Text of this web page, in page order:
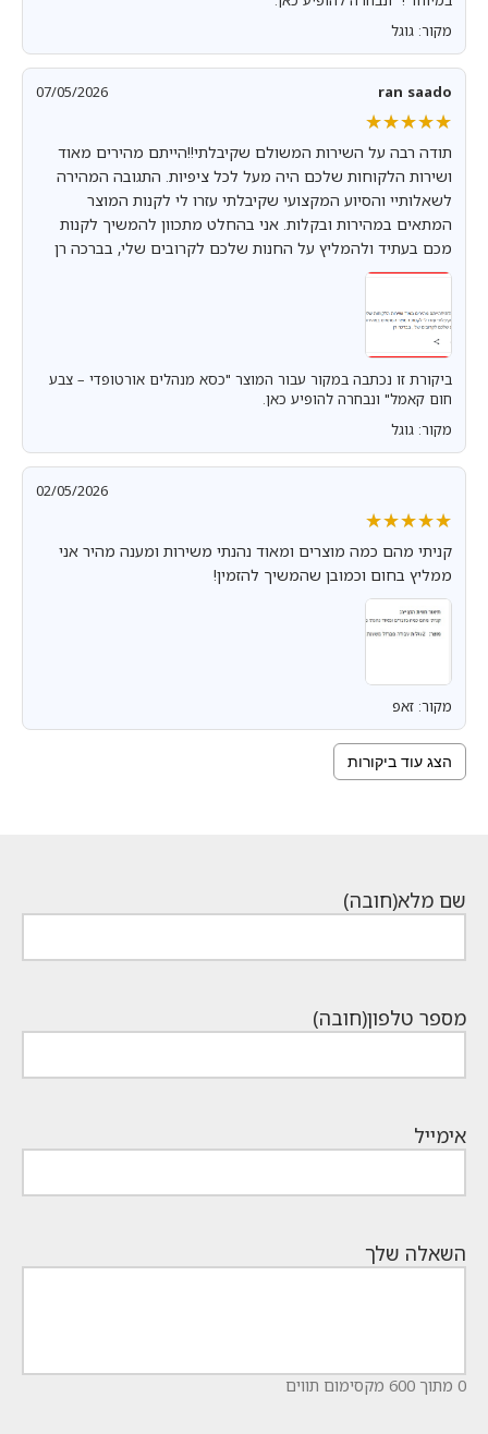
מקור: גוגל
ran saado
07/05/2026
★★★★★
★★★★★
תודה רבה על השירות המשולם שקיבלתי!!הייתם מהירים מאוד
ושירות הלקוחות שלכם היה מעל לכל ציפיות. התגובה המהירה
לשאלותיי והסיוע המקצועי שקיבלתי עזרו לי לקנות המוצר
המתאים במהירות ובקלות. אני בהחלט מתכוון להמשיך לקנות
מכם בעתיד ולהמליץ על החנות שלכם לקרובים שלי, בברכה רן
ביקורת זו נכתבה במקור עבור המוצר "כסא מנהלים אורטופדי – צבע
חום קאמל" ונבחרה להופיע כאן.
מקור: גוגל
02/05/2026
★★★★★
★★★★★
קניתי מהם כמה מוצרים ומאוד נהנתי משירות ומענה מהיר אני
ממליץ בחום וכמובן שהמשיך להזמין!
מקור: זאפ
הצג עוד ביקורות
שם מלא(חובה)
מספר טלפון(חובה)
אימייל
השאלה שלך
0 מתוך 600 מקסימום תווים